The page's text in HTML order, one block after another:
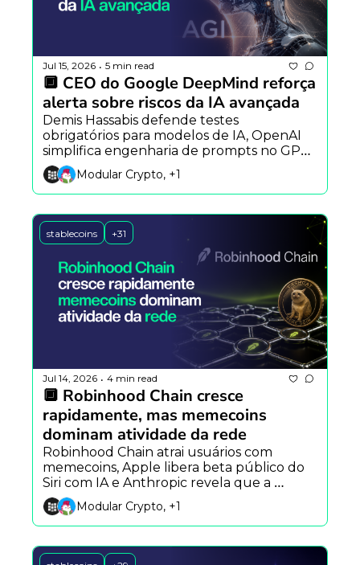
Jul 15, 2026 • 5 min read
🔲 CEO do Google DeepMind reforça
alerta sobre riscos da IA avançada
Demis Hassabis defende testes
obrigatórios para modelos de IA, OpenAI
simplifica engenharia de prompts no GPT-
5.6 e EUA ampliam sanções ao Irã com
bloqueio de USDT.
Modular Crypto, +1
stablecoins +31
Jul 14, 2026 • 4 min read
🔲 Robinhood Chain cresce
rapidamente, mas memecoins
dominam atividade da rede
Robinhood Chain atrai usuários com
memecoins, Apple libera beta público do
Siri com IA e Anthropic revela que a
personalidade do Claude varia entre
modelos e idiomas.
Modular Crypto, +1